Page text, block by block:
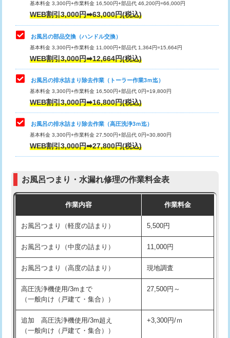
止水・漏水調査・防水処理・清掃・修
理・調整・分解・加工など（重作業）
33,000円
トイレタンク脱着
トイレ便器脱着
タンクレストイレ脱着 33,000円
小便器トイレ脱着
その他部品の脱着 8,800円～
交換・取付（タンク）
交換・取付（普通便座） 11,000円+材料費
交換・取付（温水洗浄便座） 16,500円+材料費
交換・取付(単水栓（壁付・デッキ
式）)
13,200円+材料費
交換・取付(混合水栓（壁付・デッキ
式・ワンホール）)
16,500円+材料費
交換・取付(排水栓・排水トラップ
（P/S/ポップアップ））
22,000円+材料費
交換・取付（その他部品） 11,000円+材料費
基本料金 3,300円+作業料金 16,500円+部品代 46,200円=66,000円
WEB割引3,000円➡63,000円(税込)
お風呂の部品交換（ハンドル交換）
基本料金 3,300円+作業料金 11,000円+部品代 1,364円=15,664円
WEB割引3,000円➡12,664円(税込)
お風呂の排水詰まり除去作業（トーラー作業3ｍ迄）
基本料金 3,300円+作業料金 16,500円+部品代 0円=19,800円
WEB割引3,000円➡16,800円(税込)
お風呂の排水詰まり除去作業（高圧洗浄3ｍ迄）
基本料金 3,300円+作業料金 27,500円+部品代 0円=30,800円
WEB割引3,000円➡27,800円(税込)
お風呂つまり・水漏れ修理の作業料金表
作業内容 作業料金
お風呂つまり（軽度の詰まり） 5,500円
お風呂つまり（中度の詰まり） 11,000円
お風呂つまり（高度の詰まり） 現地調査
高圧洗浄機使用/3mまで
（一般向け（戸建て・集合））
27,500円～
追加 高圧洗浄機使用/3m超え
（一般向け（戸建て・集合））
+3,300円/ｍ